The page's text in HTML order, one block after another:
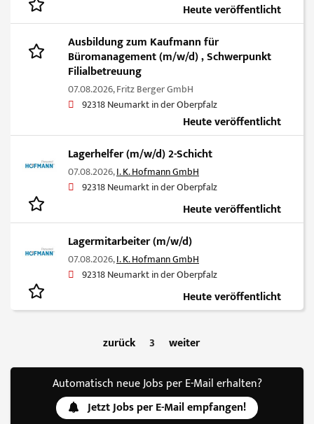
Heute veröffentlicht
Ausbildung zum Kaufmann für
Büromanagement (m/w/d) , Schwerpunkt
Filialbetreuung
07.08.2026,Fritz Berger GmbH
92318 Neumarkt in der Oberpfalz
Heute veröffentlicht
Lagerhelfer (m/w/d) 2-Schicht
07.08.2026,I. K. Hofmann GmbH
92318 Neumarkt in der Oberpfalz
Heute veröffentlicht
Lagermitarbeiter (m/w/d)
07.08.2026,I. K. Hofmann GmbH
92318 Neumarkt in der Oberpfalz
Heute veröffentlicht
zurück 3 weiter
Automatisch neue Jobs per E-Mail erhalten?
Jetzt Jobs per E-Mail empfangen!